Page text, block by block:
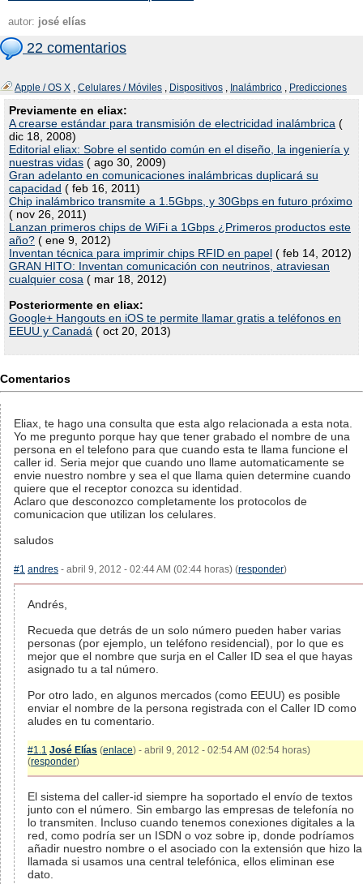
autor: josé elías
22 comentarios
Apple / OS X , Celulares / Móviles , Dispositivos , Inalámbrico , Predicciones
Previamente en eliax:
A crearse estándar para transmisión de electricidad inalámbrica (
dic 18, 2008)
Editorial eliax: Sobre el sentido común en el diseño, la ingeniería y
nuestras vidas ( ago 30, 2009)
Gran adelanto en comunicaciones inalámbricas duplicará su
capacidad ( feb 16, 2011)
Chip inalámbrico transmite a 1.5Gbps, y 30Gbps en futuro próximo
( nov 26, 2011)
Lanzan primeros chips de WiFi a 1Gbps ¿Primeros productos este
año? ( ene 9, 2012)
Inventan técnica para imprimir chips RFID en papel ( feb 14, 2012)
GRAN HITO: Inventan comunicación con neutrinos, atraviesan
cualquier cosa ( mar 18, 2012)
Posteriormente en eliax:
Google+ Hangouts en iOS te permite llamar gratis a teléfonos en
EEUU y Canadá ( oct 20, 2013)
Comentarios
Eliax, te hago una consulta que esta algo relacionada a esta nota.
Yo me pregunto porque hay que tener grabado el nombre de una
persona en el telefono para que cuando esta te llama funcione el
caller id. Seria mejor que cuando uno llame automaticamente se
envie nuestro nombre y sea el que llama quien determine cuando
quiere que el receptor conozca su identidad.
Aclaro que desconozco completamente los protocolos de
comunicacion que utilizan los celulares.
saludos
#1 andres - abril 9, 2012 - 02:44 AM (02:44 horas) (responder)
Andrés,
Recueda que detrás de un solo número pueden haber varias
personas (por ejemplo, un teléfono residencial), por lo que es
mejor que el nombre que surja en el Caller ID sea el que hayas
asignado tu a tal número.
Por otro lado, en algunos mercados (como EEUU) es posible
enviar el nombre de la persona registrada con el Caller ID como
aludes en tu comentario.
#1.1 José Elías (enlace) - abril 9, 2012 - 02:54 AM (02:54 horas)
(responder)
El sistema del caller-id siempre ha soportado el envío de textos
junto con el número. Sin embargo las empresas de telefonía no
lo transmiten. Incluso cuando tenemos conexiones digitales a la
red, como podría ser un ISDN o voz sobre ip, donde podríamos
añadir nuestro nombre o el asociado con la extensión que hizo la
llamada si usamos una central telefónica, ellos eliminan ese
dato.